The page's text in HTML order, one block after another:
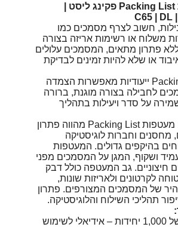
1,000 מעטפות Packing List פקינג ליסט |
חשוב לצרף מסמכים כמו
משלוח או רשימות אריזה בצורה
פתרון מתאים, המסמכים עלולים
או שלא להיות זמינים לבדיקת
מעטפות Packing List ייעודיות מאפשרות הצמדה
לחבילה בצורה מוגנת, ברורה
על סדר ויעילות בתהליך
מארז של 1,000 מעטפות Packing List מהווה פתרון
מחסנים וחברות לוגיסטיקה
בהיקפים גדולים. המעטפות
ושקוף, המגן על המסמכים מפני
חיצוניים. גב המעטפה כולל דבק
לקרטונים ולאריזות שונות,
של המסמכים המצורפים. פתרון
תהליכי השילוח והלוגיסטיקה.
• מארז חסכוני של 1,000 יחידות – אידיאלי לשימוש